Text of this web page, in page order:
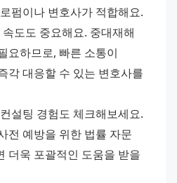
펌이나 변호사가 적합해요.
도도 중요해요. 중대재해
요하므로, 빠른 소통이
각 대응할 수 있는 변호사를
설팅 경험도 체크해보세요.
전 예방을 위한 법률 자문
더욱 포괄적인 도움을 받을